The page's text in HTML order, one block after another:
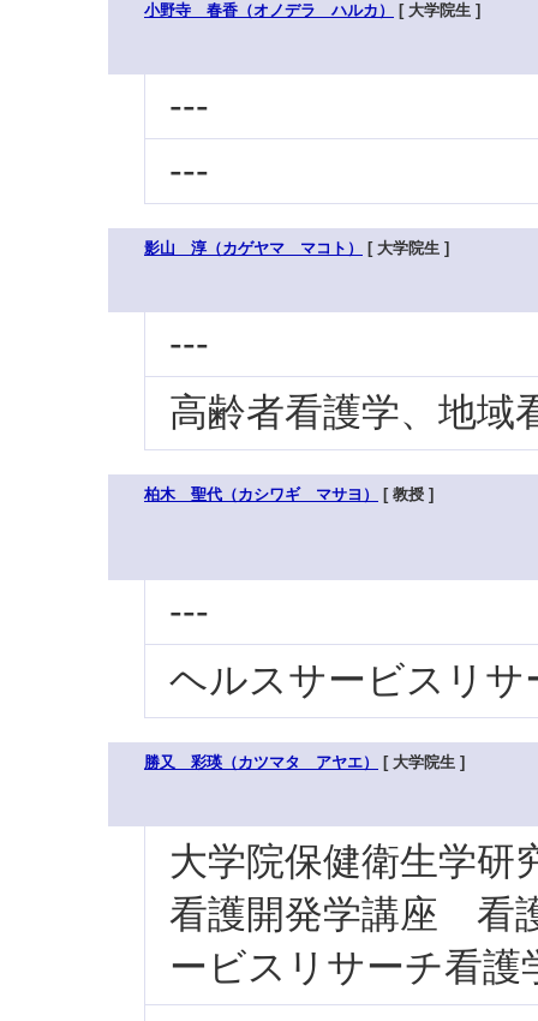
小野寺 春香（オノデラ ハルカ） [ 大学院生 ]
---
---
影山 淳（カゲヤマ マコト） [ 大学院生 ]
---
高齢者看護学、地域
柏木 聖代（カシワギ マサヨ） [ 教授 ]
---
ヘルスサービスリサ
勝又 彩瑛（カツマタ アヤエ） [ 大学院生 ]
大学院保健衛生学研
看護開発学講座 看
ービスリサーチ看護